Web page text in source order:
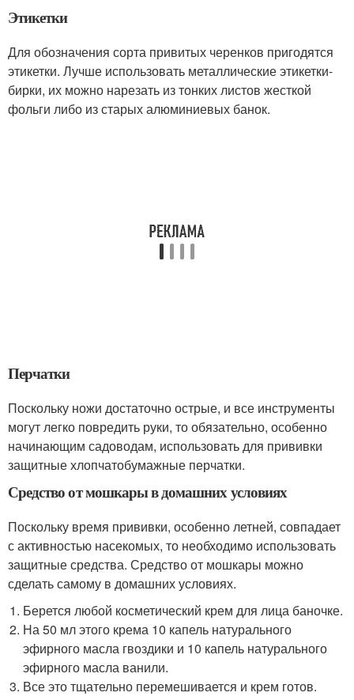
Этикетки
Для обозначения сорта привитых черенков пригодятся
этикетки. Лучше использовать металлические этикетки-
бирки, их можно нарезать из тонких листов жесткой
фольги либо из старых алюминиевых банок.
Перчатки
Поскольку ножи достаточно острые, и все инструменты
могут легко повредить руки, то обязательно, особенно
начинающим садоводам, использовать для прививки
защитные хлопчатобумажные перчатки.
Средство от мошкары в домашних условиях
Поскольку время прививки, особенно летней, совпадает
с активностью насекомых, то необходимо использовать
защитные средства. Средство от мошкары можно
сделать самому в домашних условиях.
Берется любой косметический крем для лица баночке.
На 50 мл этого крема 10 капель натурального
эфирного масла гвоздики и 10 капель натурального
эфирного масла ванили.
Все это тщательно перемешивается и крем готов.